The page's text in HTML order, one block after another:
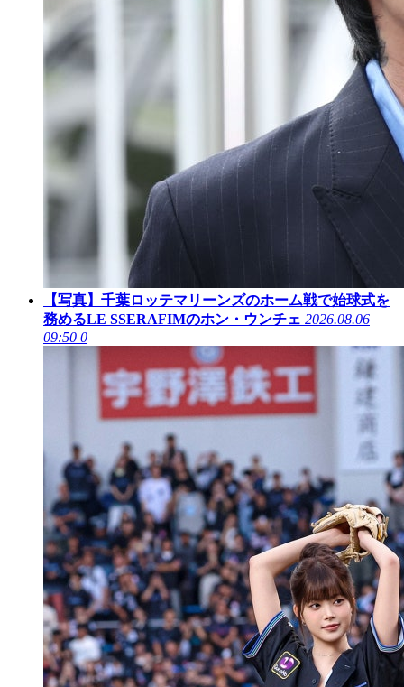
【写真】千葉ロッテマリーンズのホーム戦で始球式を
務めるLE SSERAFIMのホン・ウンチェ 2026.08.06
09:50 0